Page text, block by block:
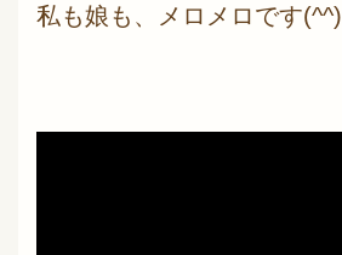
私も娘も、メロメロです(^^)